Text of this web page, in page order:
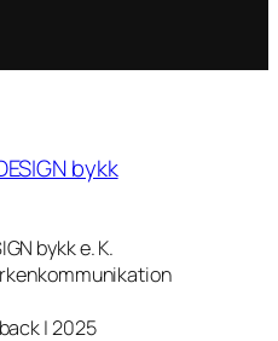
bykk e. K.
| 2025